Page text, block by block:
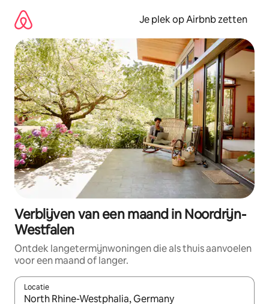
direct
naar
inhoud
Je plek op Airbnb zetten
Verblijven van een maand in Noordrijn-
Westfalen
Ontdek langetermijnwoningen die als thuis aanvoelen
voor een maand of langer.
Locatie
Wanneer er resultaten beschikbaar zijn, maak je een keuze